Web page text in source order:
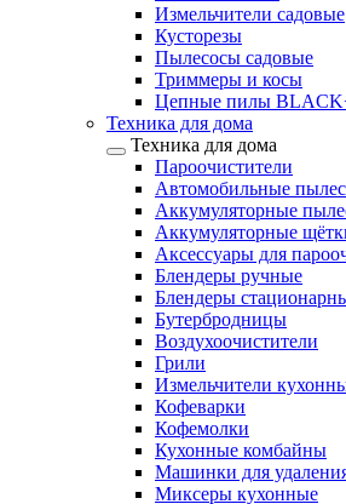
Измельчители садовые
Кусторезы
Пылесосы садовые
Триммеры и косы
Цепные пилы
Техника для дома
Техника для дома
Пароочистители
Автомобильные
Аккумуляторные
Аккумуляторные
Аксессуары для
Блендеры ручные
Блендеры
Бутербродницы
Воздухоочистители
Грили
Измельчители
Кофеварки
Кофемолки
Кухонные комбайны
Машинки для
Миксеры кухонные